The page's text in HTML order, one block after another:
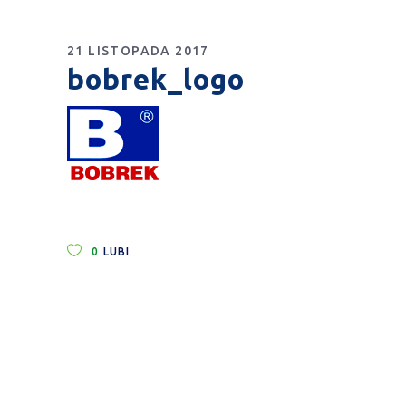
21 LISTOPADA 2017
bobrek_logo
0 LUBI